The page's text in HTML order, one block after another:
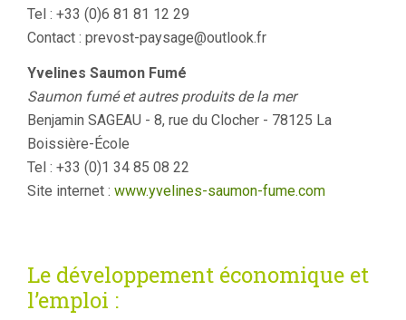
Tel : +33 (0)6 81 81 12 29
Contact : prevost-paysage@outlook.fr
Yvelines Saumon Fumé
Saumon fumé et autres produits de la mer
Benjamin SAGEAU - 8, rue du Clocher - 78125 La
Boissière-École
Tel : +33 (0)1 34 85 08 22
Site internet : www.yvelines-saumon-fume.com
Le développement économique et
l’emploi :